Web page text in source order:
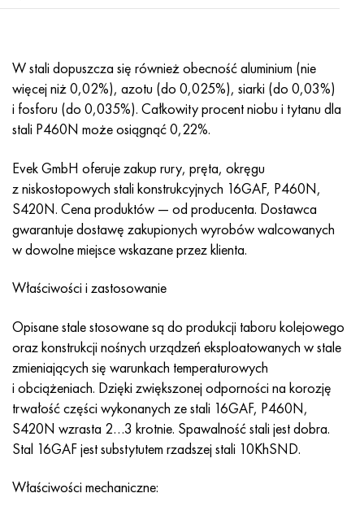
W stali dopuszcza się również obecność aluminium (nie
więcej niż 0,02%), azotu (do 0,025%), siarki (do 0,03%)
i fosforu (do 0,035%). Całkowity procent niobu i tytanu dla
stali P460N może osiągnąć 0,22%.
Evek GmbH oferuje zakup rury, pręta, okręgu
z niskostopowych stali konstrukcyjnych 16GAF, P460N,
S420N. Cena produktów — od producenta. Dostawca
gwarantuje dostawę zakupionych wyrobów walcowanych
w dowolne miejsce wskazane przez klienta.
Właściwości i zastosowanie
Opisane stale stosowane są do produkcji taboru kolejowego
oraz konstrukcji nośnych urządzeń eksploatowanych w stale
zmieniających się warunkach temperaturowych
i obciążeniach. Dzięki zwiększonej odporności na korozję
trwałość części wykonanych ze stali 16GAF, P460N,
S420N wzrasta 2…3 krotnie. Spawalność stali jest dobra.
Stal 16GAF jest substytutem rzadszej stali 10KhSND.
Właściwości mechaniczne:
Nimonic 90
Haynesa 25
Haynesa 188
Haynesa 230
Hastelloy b2
Hastelloy b3
Hastelloy c4
Hastelloy c22
Hastelloy C-276
Hastelloy C2000
Hastelloy 3
Hastelloy x
rura precyzyjna
H70MFV
AM-350 - poprawka 5548
Custom 450® - bez S45000
Grecki Ascoloy 418
Rura odporna na korozję
45Х14Н14В2М
65X13
90X18MF
95X18
ac35g2, 36smnpb14, 1.0765
40hn2ma, 34CrNiMo4, 36hnm
38h, 37h
38XA, 37Cr4, AISI 5135
38HN3MFA, 35nicrmov12-5
40G, 40Mn4, AISI 1035
38XM, 42CrMo4, AISI 1.7225
40ХН, 36NiCr6, AISI 3135
40XFA, 1.7223, AISI 4142
45X, 45h, 1,7035
45HN2MFA, k2425, 45hnmf
A40G, 44smn28, 1.0762, 46s20